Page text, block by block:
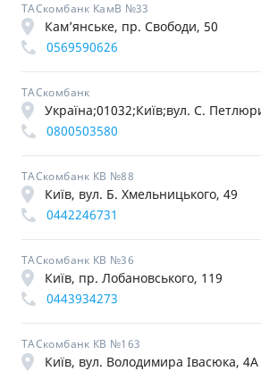
ТАСкомбанк КамВ №33
Кам’янське, пр. Свободи, 50
0569590626
ТАСкомбанк
Україна;01032;Київ;вул. С.
0800503580
ТАСкомбанк КВ №88
Київ, вул. Б. Хмельницького, 49
0442246731
ТАСкомбанк КВ №36
Київ, пр. Лобановського, 119
0443934273
ТАСкомбанк КВ №163
Київ, вул. Володимира Івасюка, 4А